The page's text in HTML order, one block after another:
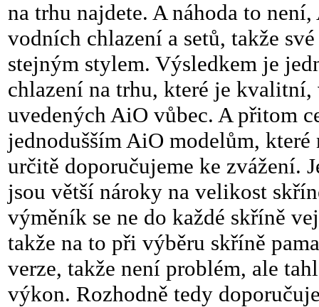
na trhu najdete. A náhoda to
vodních chlazení a setů, takže
stejným stylem. Výsledkem je
chlazení na trhu, které je kvalitní,
uvedených AiO vůbec. A přitom
jednodušším AiO modelům,
určitě doporučujeme ke zvážení.
jsou větší nároky na velikost
výměník se ne do každé skříně
takže na to při výběru skříně
verze, takže není problém, ale
výkon. Rozhodně tedy